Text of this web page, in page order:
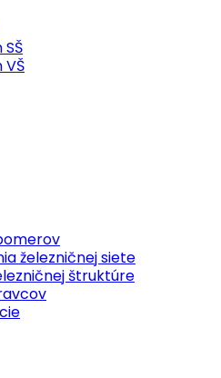
železničnej siete
štruktúre